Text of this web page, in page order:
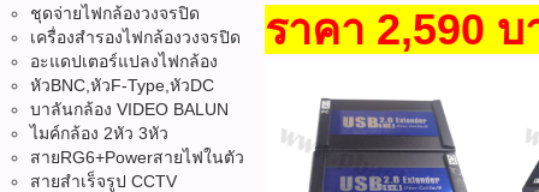
ชุดจ่ายไฟกล้องวงจรปิด
เครื่องสำรองไฟกล้องวงจรปิด
อะแดปเตอร์แปลงไฟกล้อง
หัวBNC,หัวF-Type,หัวDC
บาลันกล้อง VIDEO BALUN
ไมค์กล้อง 2หัว 3หัว
สายRG6+Powerสายไฟในตัว
สายสำเร็จรูป CCTV
ราคา 2,590 บ